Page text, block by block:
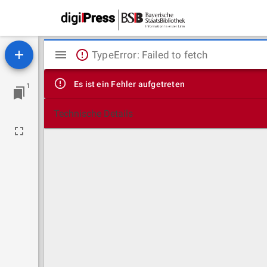
1
Mirador
Viewer
TypeError: Failed to fetch
Es ist ein Fehler aufgetreten
Technische Details